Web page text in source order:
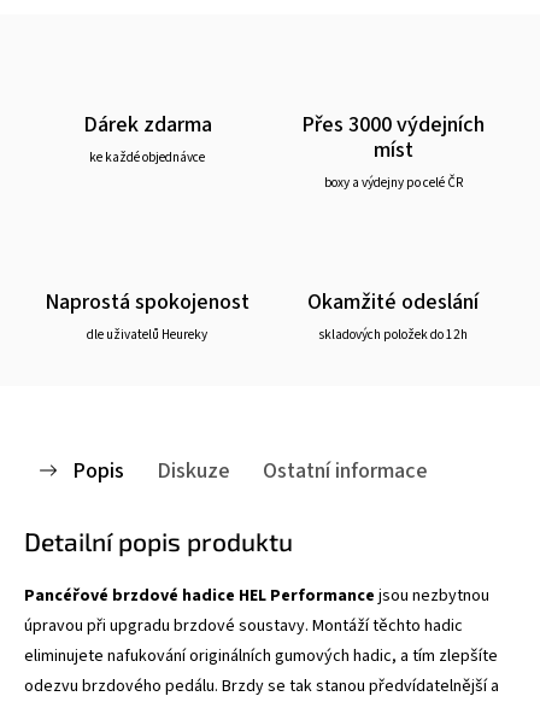
Dárek zdarma
ke každé objednávce
Přes 3000 výdejních
míst
boxy a výdejny po celé ČR
Naprostá spokojenost
dle uživatelů Heureky
Okamžité odeslání
skladových položek do 12h
Popis Diskuze Ostatní informace
Detailní popis produktu
Pancéřové brzdové hadice HEL Performance jsou nezbytnou
úpravou při upgradu brzdové soustavy. Montáží těchto hadic
eliminujete nafukování originálních gumových hadic, a tím zlepšíte
odezvu brzdového pedálu. Brzdy se tak stanou předvídatelnější a